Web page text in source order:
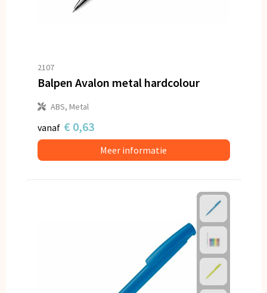
2107
Balpen Avalon metal hardcolour
ABS, Metal
vanaf € 0,63
Meer informatie